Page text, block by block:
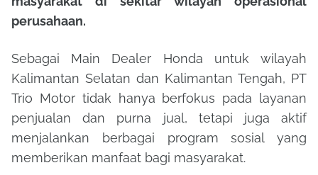
perusahaan.
Sebagai Main Dealer Honda untuk wilayah
Kalimantan Selatan dan Kalimantan Tengah, PT
Trio Motor tidak hanya berfokus pada layanan
penjualan dan purna jual, tetapi juga aktif
menjalankan berbagai program sosial yang
memberikan manfaat bagi masyarakat.